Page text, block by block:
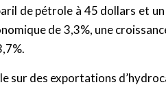
de pétrole à 45 dollars et
de 3,3%, une
sur des exportations